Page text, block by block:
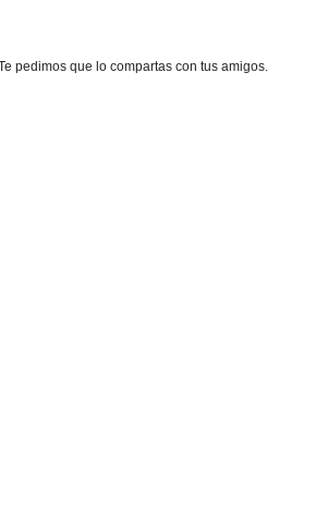
pedimos que lo compartas con tus amigos.